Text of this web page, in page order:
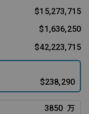
$15,273,715
$1,636,250
$42,223,715
$238,290
万